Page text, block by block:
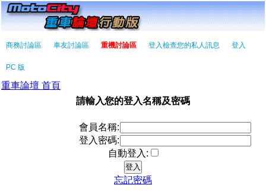
商務討論區 車友討論區 重機討論區 登入檢查您的私人訊息 登入
PC 版
重車論壇 首頁
請輸入您的登入名稱及密碼
會員名稱:
登入密碼:
自動登入:
忘記密碼